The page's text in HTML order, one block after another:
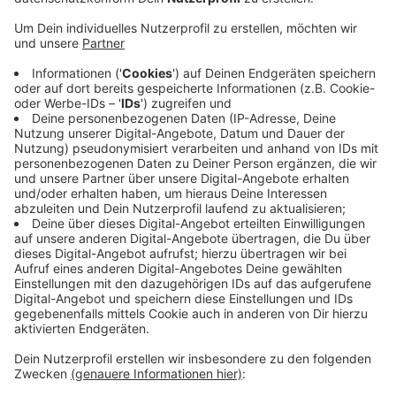
Veröffentlicht: Freitag, 29.10.2021 15:15
Anzeige
In Düsseldorf gab es jetzt den Start der drei Öko-
Modellregionen im Land. Neben dem Bergischen Land
und der Region Höxter ist auch der Niederrhein mit
dabei. Das heißt: Es gibt Geld für den Ausbau
ökologischer Landwirtschaft. Bis 2030 soll in NRW
20% der Landwirtschaftaft ökologisch sein. Jährlich
bekommt der Kreis Wesel gemeinsam mit dem Kreis
Kleve jetzt rund 80.000 Euro dafür.
Anzeige